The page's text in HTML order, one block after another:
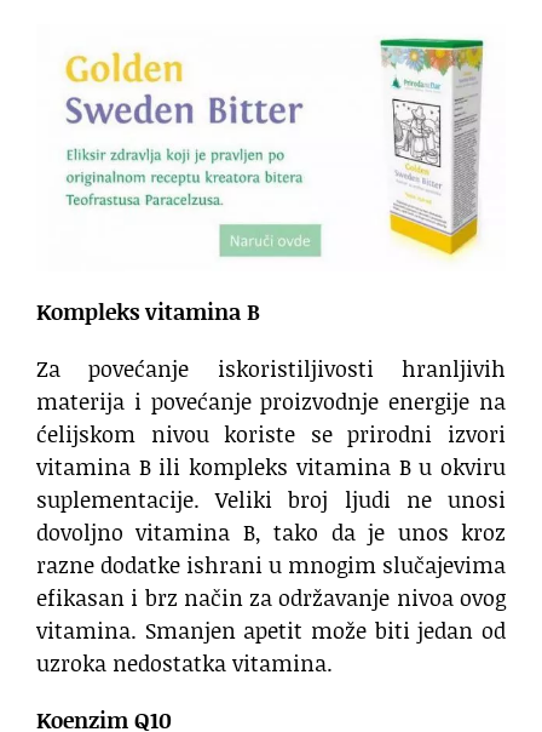
Kompleks vitamina B
Za povećanje iskoristiljivosti hranljivih
materija i povećanje proizvodnje energije na
ćelijskom nivou koriste se prirodni izvori
vitamina B ili kompleks vitamina B u okviru
suplementacije. Veliki broj ljudi ne unosi
dovoljno vitamina B, tako da je unos kroz
razne dodatke ishrani u mnogim slučajevima
efikasan i brz način za održavanje nivoa ovog
vitamina. Smanjen apetit može biti jedan od
uzroka nedostatka vitamina.
Koenzim Q10